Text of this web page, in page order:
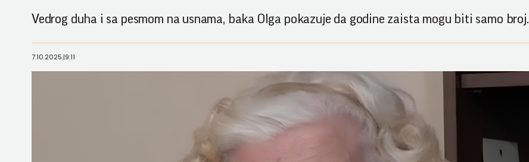
Vedrog duha i sa pesmom na usnama, baka Olga pokazuje da godine zaista mogu biti samo broj.
7.10.2025.|9:11